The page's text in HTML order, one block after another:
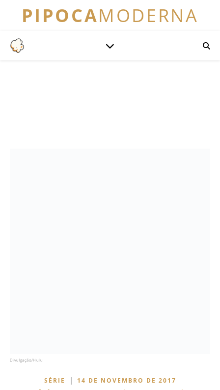
PIPOCAMODERNA
Divulgação/Hulu
SÉRIE | 14 DE NOVEMBRO DE 2017